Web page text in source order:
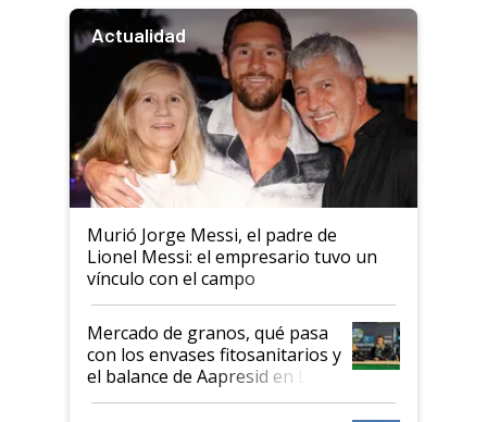
Actualidad
Murió Jorge Messi, el padre de
Lionel Messi: el empresario tuvo un
vínculo con el campo
Mercado de granos, qué pasa
con los envases fitosanitarios y
el balance de Aapresid en La
Posta